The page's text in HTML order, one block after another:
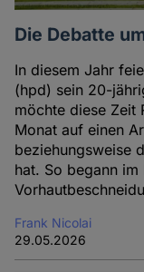
Die Debatte
In diesem Jahr
(hpd) sein 20-
möchte diese Zeit
Monat auf einen
beziehungsweise
hat. So begann
Frank Nicolai
29.05.2026